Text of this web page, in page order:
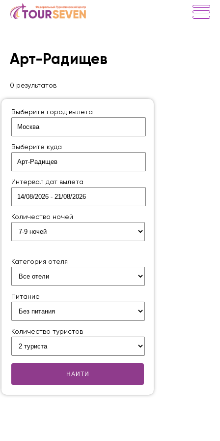
Арт-Радищев
0 результатов
Выберите город вылета
Выберите куда
Интервал дат вылета
Количество ночей
Категория отеля
Питание
Количество туристов
НАИТИ